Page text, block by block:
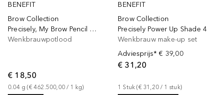
BENEFIT
Brow Collection
Precisely, My Brow Pencil Mini
Wenkbrauwpotlood
€ 18,50
0.04 g (€ 462.500,00 / 1 kg)
BENEFIT
Brow Collection
Precisely Power Up Shade 4
Wenkbrauw make-up set
Adviesprijs* € 39,00
€ 31,20
1 Stuk (€ 31,20 / 1 stuk)